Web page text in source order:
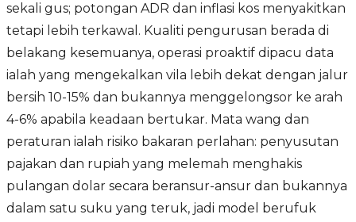
sekali gus; potongan ADR dan inflasi kos menyakitkan
tetapi lebih terkawal. Kualiti pengurusan berada di
belakang kesemuanya, operasi proaktif dipacu data
ialah yang mengekalkan vila lebih dekat dengan jalur
bersih 10-15% dan bukannya menggelongsor ke arah
4-6% apabila keadaan bertukar. Mata wang dan
peraturan ialah risiko bakaran perlahan: penyusutan
pajakan dan rupiah yang melemah menghakis
pulangan dolar secara beransur-ansur dan bukannya
dalam satu suku yang teruk, jadi model berufuk